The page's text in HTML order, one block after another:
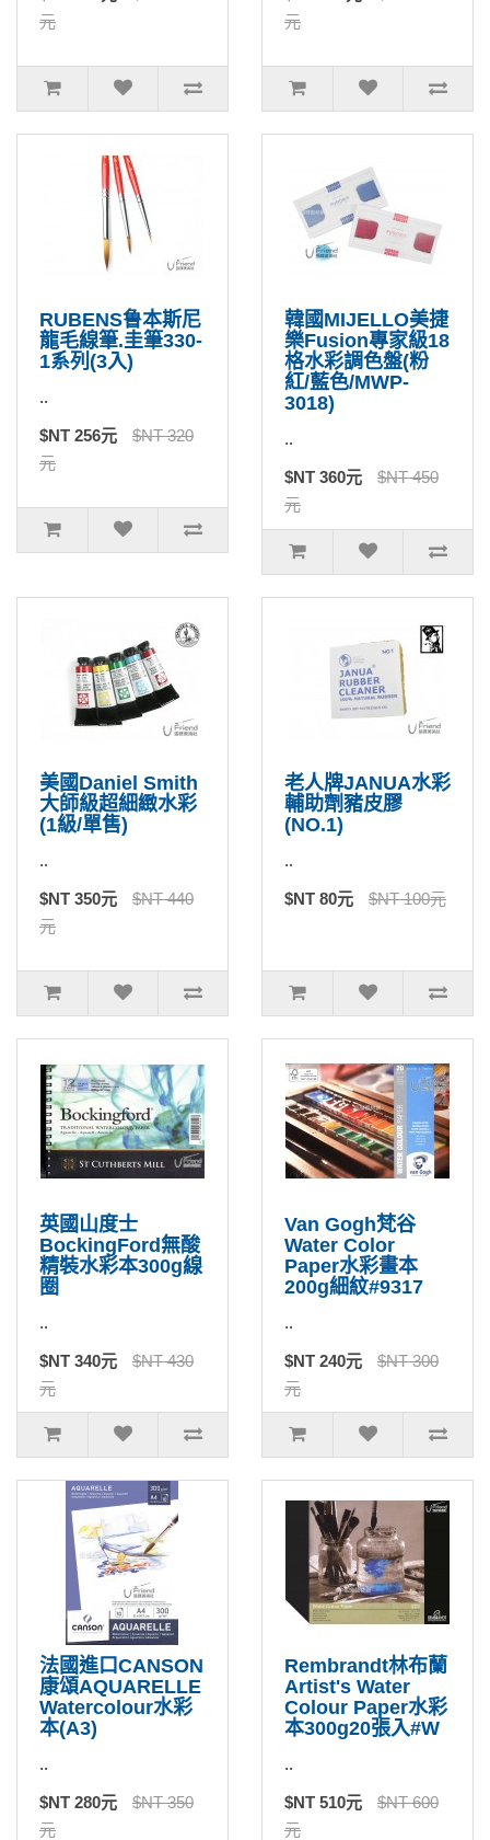
元
元
RUBENS鲁本斯尼
龍毛線筆.圭筆330-
1系列(3入)
..
$NT 256元
$NT 320
元
韓國MIJELLO美捷
樂Fusion專家級18
格水彩調色盤(粉
紅/藍色/MWP-
3018)
..
$NT 360元
$NT 450
元
美國Daniel Smith
大師級超細緻水彩
(1級/單售)
..
$NT 350元
$NT 440
元
老人牌JANUA水彩
輔助劑豬皮膠
(NO.1)
..
$NT 80元 $NT 100元
英國山度士
BockingFord無酸
精裝水彩本300g線
圈
..
$NT 340元
$NT 430
元
Van Gogh梵谷
Water Color
Paper水彩畫本
200g細紋#9317
..
$NT 240元
$NT 300
元
法國進口CANSON
康頌AQUARELLE
Watercolour水彩
本(A3)
..
$NT 280元
$NT 350
元
Rembrandt林布蘭
Artist's Water
Colour Paper水彩
本300g20張入#W
..
$NT 510元
$NT 600
元